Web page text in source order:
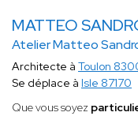
MATTEO
Atelier Matteo
Architecte à Toulon
Se déplace à Isle 87170
Que vous soyez